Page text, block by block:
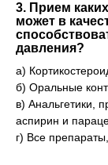
3. Прием
может в
давления?
а)
б) Оральные
в) Анальгетики,
аспирин и
г) Все